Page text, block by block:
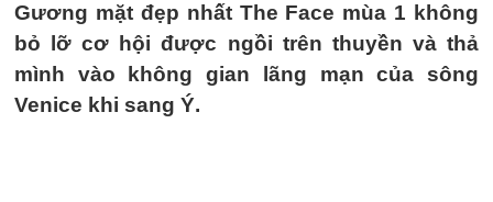
Gương mặt đẹp nhất The Face mùa 1 không
bỏ lỡ cơ hội được ngồi trên thuyền và thả
mình vào không gian lãng mạn của sông
Venice khi sang Ý.